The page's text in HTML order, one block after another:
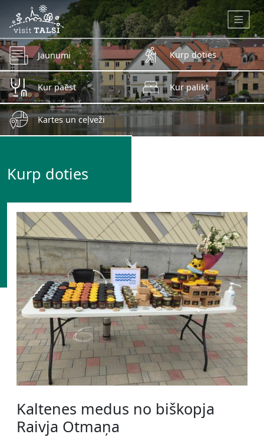
Skip to main content
Jaunumi Kurp doties
Kur paēst Kur palikt
Kartes un ceļveži
Kurp doties
Kaltenes medus no biškopja
Raivja Otmaņa